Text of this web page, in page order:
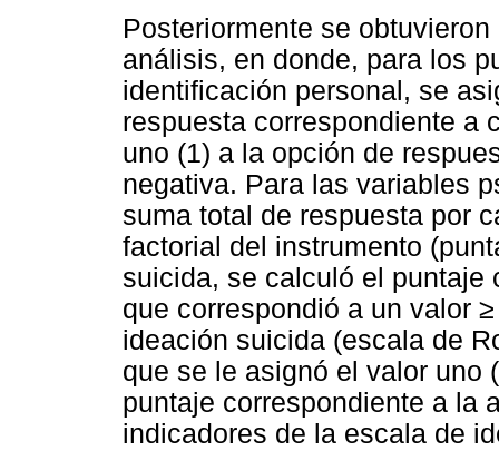
Posteriormente se
análisis, en donde, para los
identificación personal, se
respuesta correspondiente a
uno (1) a la opción de
negativa. Para las variables
suma total de respuesta por
factorial del instrumento
suicida, se calculó el puntaje
que correspondió a un valor
ideación suicida (escala de
que se le asignó el valor uno
puntaje correspondiente a la
indicadores de la escala de